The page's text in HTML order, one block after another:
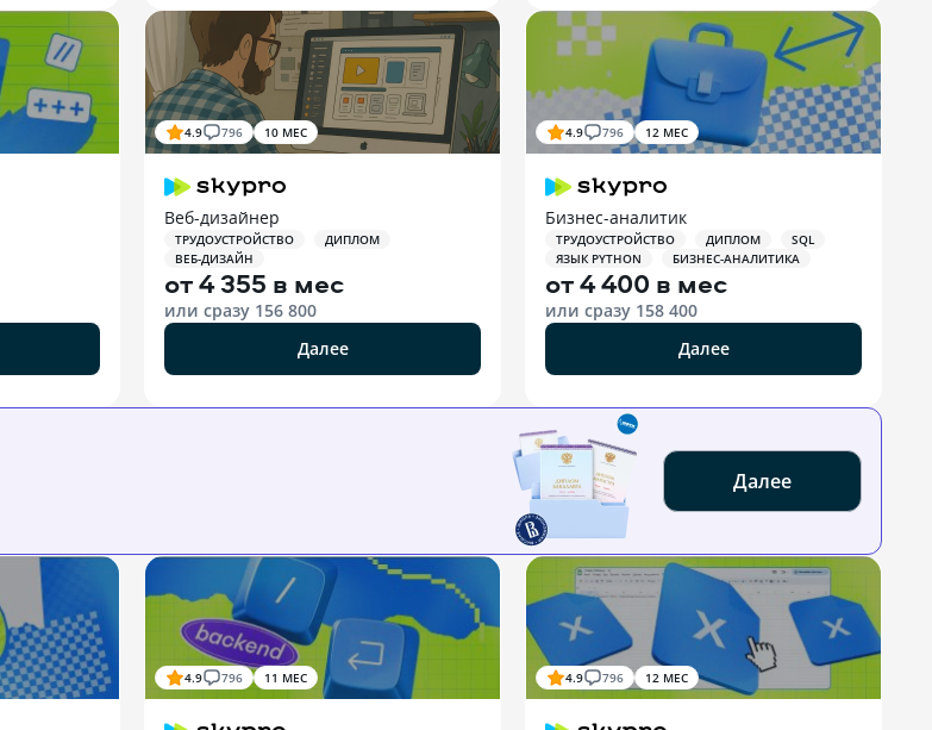
4.9 796 10 МЕС
Веб-дизайнер
ТРУДОУСТРОЙСТВО
ДИПЛОМ
ВЕБ-ДИЗАЙН
от4 355 в мес
или сразу 156 800
Далее
4.9 796 12 МЕС
Бизнес-аналитик
ТРУДОУСТРОЙСТВО ДИПЛОМ
SQL
ЯЗЫК PYTHON
БИЗНЕС-АНАЛИТИКА
от4 400 в мес
или сразу 158 400
Далее
Далее
4.9 796 11 МЕС 4.9 796 12 МЕС